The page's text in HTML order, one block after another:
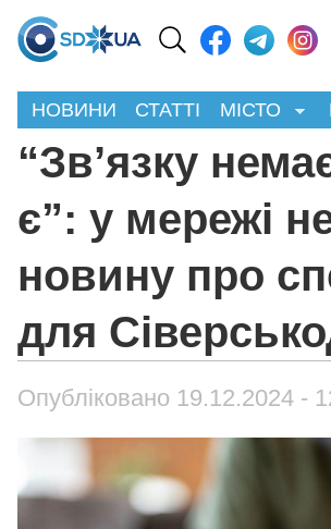
НОВИНИ СТАТТІ МІСТО
“Зв’язку
є”: у мережі
новину про
для
Опубліковано 19.12.2024 -